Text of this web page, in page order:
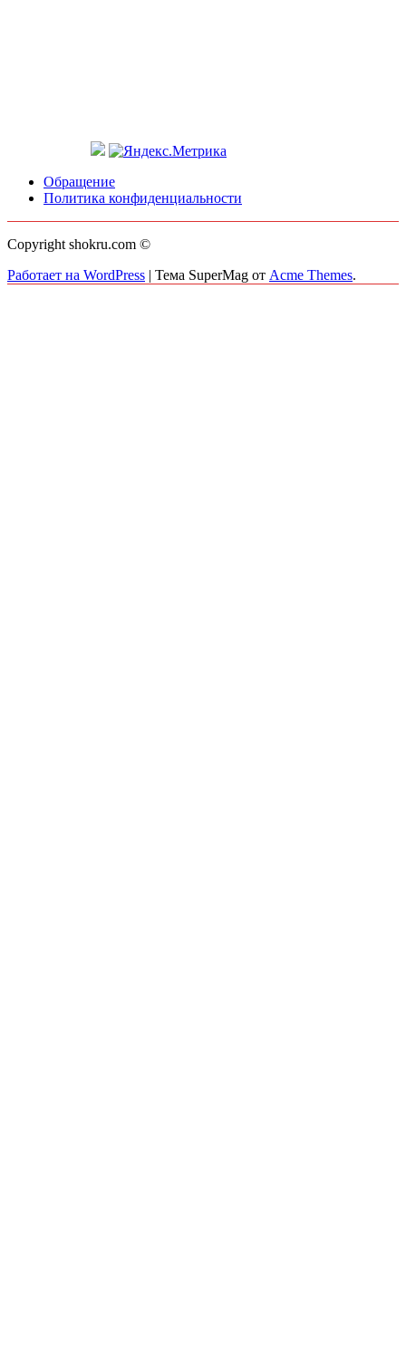
Обращение
Политика конфиденциальности
Copyright shokru.com ©
Работает на WordPress | Тема SuperMag от Acme Themes.